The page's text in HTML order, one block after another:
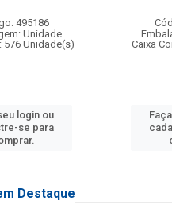
495186
Unidade
576 Unidade(s)
login ou
se para
Caixa
Destaque